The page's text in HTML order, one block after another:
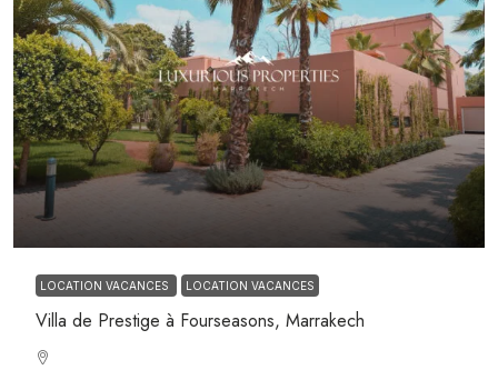
LOCATION VACANCES LOCATION VACANCES
Villa de Prestige à Fourseasons, Marrakech